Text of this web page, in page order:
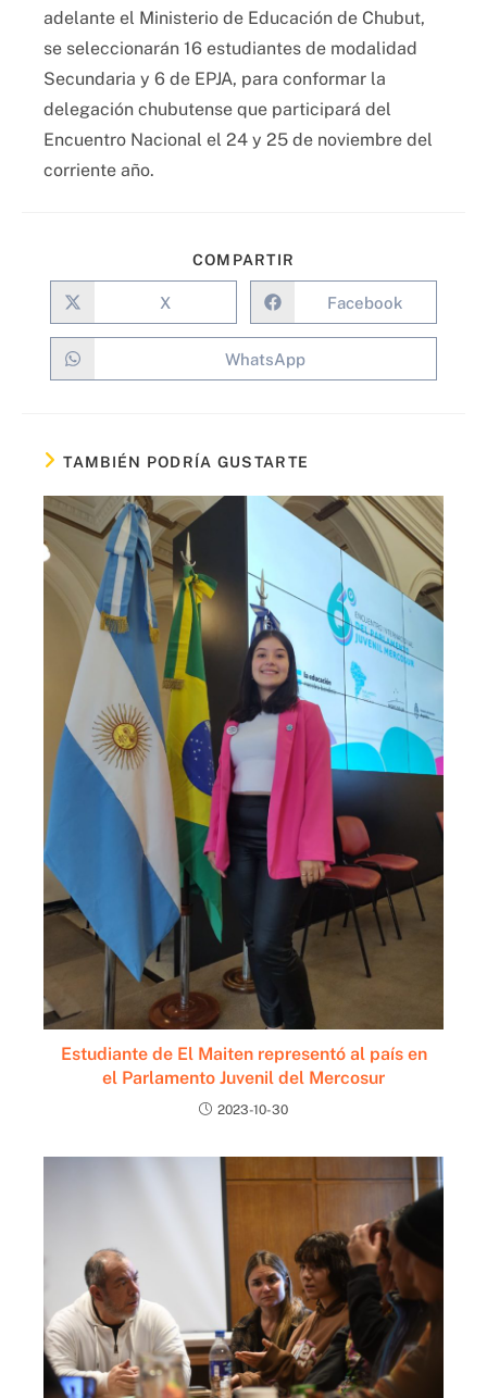
adelante el Ministerio de Educación de Chubut,
se seleccionarán 16 estudiantes de modalidad
Secundaria y 6 de EPJA, para conformar la
delegación chubutense que participará del
Encuentro Nacional el 24 y 25 de noviembre del
corriente año.
COMPARTIR
X Facebook
WhatsApp
TAMBIÉN PODRÍA GUSTARTE
Estudiante de El Maiten representó al país en
el Parlamento Juvenil del Mercosur
2023-10-30